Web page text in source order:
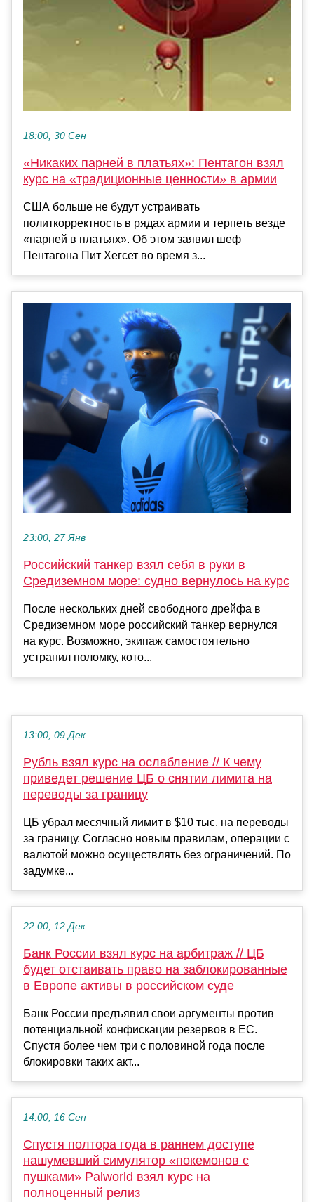
18:00, 30 Сен
«Никаких парней в платьях»: Пентагон взял
курс на «традиционные ценности» в армии
США больше не будут устраивать
политкорректность в рядах армии и терпеть везде
«парней в платьях». Об этом заявил шеф
Пентагона Пит Хегсет во время з...
23:00, 27 Янв
Российский танкер взял себя в руки в
Средиземном море: судно вернулось на курс
После нескольких дней свободного дрейфа в
Средиземном море российский танкер вернулся
на курс. Возможно, экипаж самостоятельно
устранил поломку, кото...
13:00, 09 Дек
Рубль взял курс на ослабление // К чему
приведет решение ЦБ о снятии лимита на
переводы за границу
ЦБ убрал месячный лимит в $10 тыс. на переводы
за границу. Согласно новым правилам, операции с
валютой можно осуществлять без ограничений. По
задумке...
22:00, 12 Дек
Банк России взял курс на арбитраж // ЦБ
будет отстаивать право на заблокированные
в Европе активы в российском суде
Банк России предъявил свои аргументы против
потенциальной конфискации резервов в ЕС.
Спустя более чем три с половиной года после
блокировки таких акт...
14:00, 16 Сен
Спустя полтора года в раннем доступе
нашумевший симулятор «покемонов с
пушками» Palworld взял курс на
полноценный релиз